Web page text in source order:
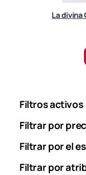
La divina
Filtros activos
Filtrar por
Filtrar por el
Filtrar por